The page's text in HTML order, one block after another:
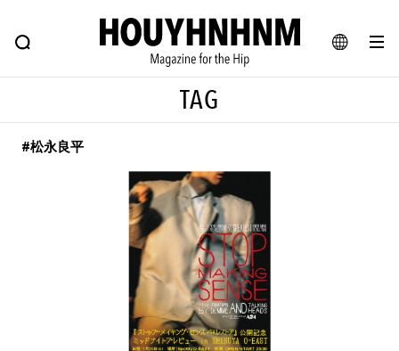
JA
FEATURE BLOG SNAP
ヒップなファッション、カルチャー、ライフスタイルWEBマガジン
#SHOPPING ADDICT #憧れの逸品
#ESSENTIAL DESIGNS #古着サミット
#マイナーグッド図鑑
#路地裏てぃーん。 #MONTHLY JOURNAL
#GH 銘品の所以 #フイナムのYouTube
#Commune H #FOCUS IT #AH.H
TAG
#松永良平